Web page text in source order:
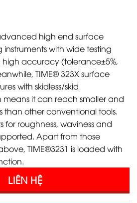
high end surface
instruments with wide testing
accuracy (tolerance±5%,
TIME® 323X surface
with skidless/skid
it can reach smaller and
than other conventional tools.
for roughness, waviness and
Apart from those
TIME®3231 is loaded with
LIÊN HỆ